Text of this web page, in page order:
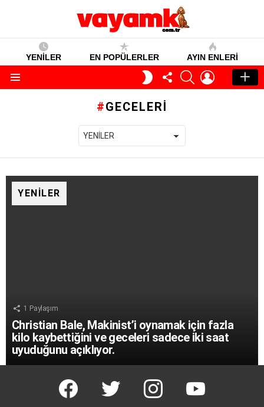
YENİLER EN POPÜLERLER AYIN ENLERI
GECE
MODU
TAKIP
ET
SEARCHGIRIŞ
GECELERI
YENILER
1 Paylaşım
Christian Bale, Makinist’i oynamak için fazla
kilo kaybettiğini ve geceleri sadece iki saat
uyuduğunu açıklıyor.
facebook twitter instagram youtube